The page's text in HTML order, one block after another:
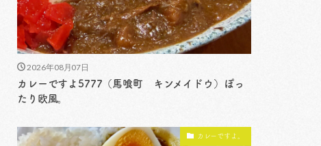
2026年08月07日
カレーですよ5777（馬喰町 キンメイドウ）ぽっ
たり欧風。
カレーですよ。